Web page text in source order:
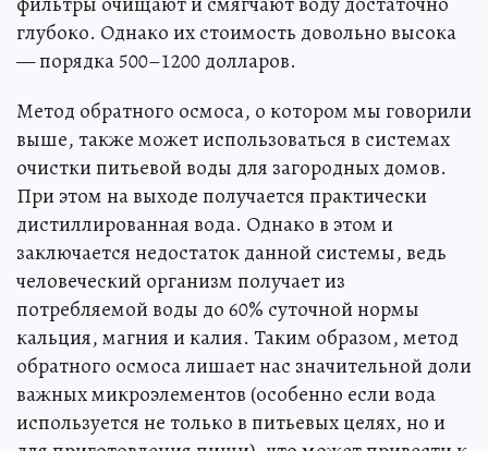
глубоко. Однако их стоимость довольно высока
— порядка 500–1200 долларов.
Метод обратного осмоса, о котором мы говорили
выше, также может использоваться в системах
очистки питьевой воды для загородных домов.
При этом на выходе получается практически
дистиллированная вода. Однако в этом и
заключается недостаток данной системы, ведь
человеческий организм получает из
потребляемой воды до 60% суточной нормы
кальция, магния и калия. Таким образом, метод
обратного осмоса лишает нас значительной доли
важных микроэлементов (особенно если вода
используется не только в питьевых целях, но и